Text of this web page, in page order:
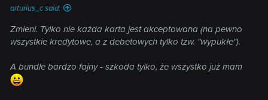
arturius_c said:
Zmieni. Tylko nie każda karta jest akceptowana (na pewno
wszystkie kredytowe, a z debetowych tylko tzw. "wypukłe").
A bundle bardzo fajny - szkoda tylko, że wszystko już mam